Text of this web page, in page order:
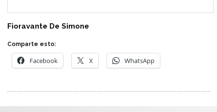
Fioravante De Simone
Comparte esto:
Facebook X WhatsApp